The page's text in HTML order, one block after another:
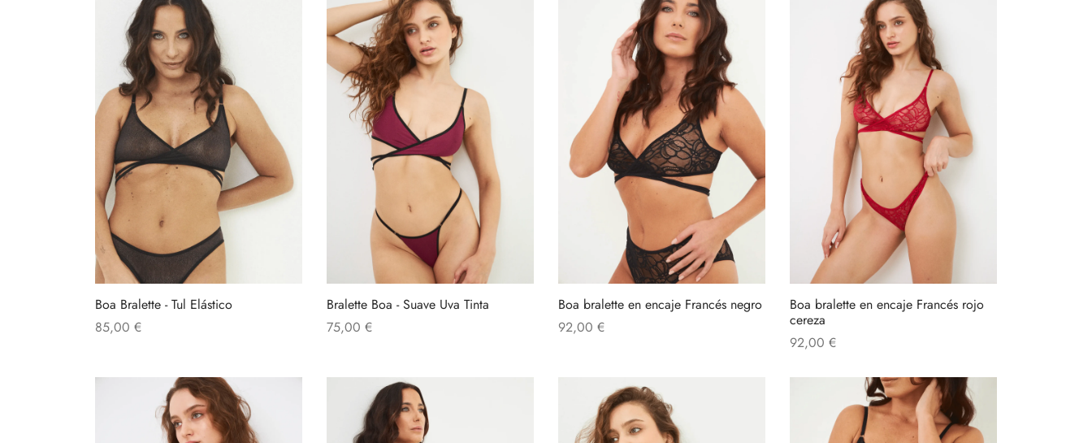
Boa Bralette - Tul Elástico
85,00 €
tiene
múltiples
variantes.
Bralette Boa - Suave Uva Tinta
75,00 €
Boa bralette en encaje Francés negro
92,00 €
Boa bralette en encaje Francés rojo
cereza
92,00 €